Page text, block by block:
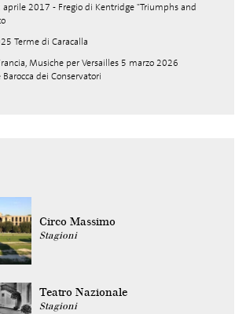
2017 - Fregio di Kentridge "Triumphs and
Terme di Caracalla
Musiche per Versailles 5 marzo 2026
dei Conservatori
Circo Massimo
Stagioni
Teatro Nazionale
Stagioni